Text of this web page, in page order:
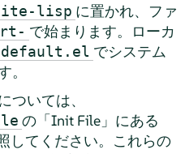
lisp に置かれ、ファ
で始まります。ローカ
default.el でシステム
ついては、
の「Init File」にある
してください。これらの